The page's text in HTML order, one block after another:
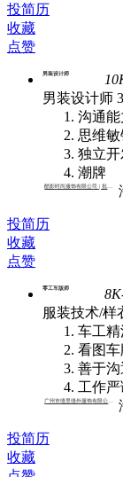
投简历
收藏
点赞
男装设计师
男装设计师
沟通能
思维
独立开
潮牌
投简历
收藏
点赞
零工车版师
服装技术/样
车工精
看图车
善于沟
工作
投简历
收藏